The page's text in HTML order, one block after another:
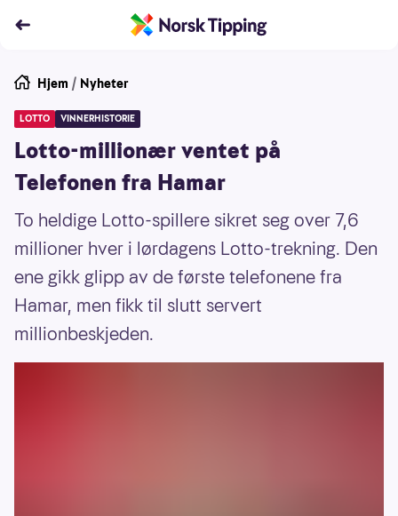
Hjem / Nyheter
LOTTO VINNERHISTORIE
Lotto-millionær ventet på
Telefonen fra Hamar
To heldige Lotto-spillere sikret seg over 7,6
millioner hver i lørdagens Lotto-trekning. Den
ene gikk glipp av de første telefonene fra
Hamar, men fikk til slutt servert
millionbeskjeden.